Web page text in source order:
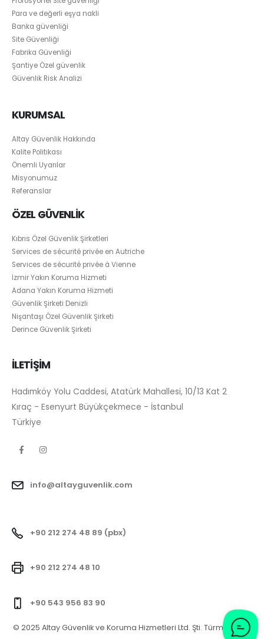
Para ve değerli eşya nakli
Banka güvenliği
Site Güvenliği
Fabrika Güvenliği
Şantiye Özel güvenlik
Güvenlik Risk Analizi
KURUMSAL
Altay Güvenlik Hakkında
Kalite Politikası
Önemli Uyarılar
Misyonumuz
Referanslar
ÖZEL GÜVENLİK
Kıbrıs Özel Güvenlik Şirketleri
Services de sécurité privée en Autriche
Services de sécurité privée à Vienne
İzmir Yakın Koruma Hizmeti
Adana Yakın Koruma Hizmeti
Güvenlik Şirketi Denizli
Nişantaşı Özel Güvenlik Şirketi
Derince Güvenlik Şirketi
İLETİŞİM
Hadımköy Yolu Caddesi, Atatürk Mahallesi, 10/13 Kat 2
Kıraç - Esenyurt Büyükçekmece - İstanbul
Türkiye
info@altayguvenlik.com
+90 212 274 48 89 (pbx)
+90 212 274 48 10
+90 543 956 83 90
© 2025 Altay Güvenlik ve Koruma Hizmetleri Ltd. Şti. Türm Hakları